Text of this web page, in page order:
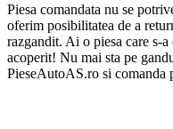
Piesa comandata nu se
oferim posibilitatea de a
razgandit. Ai o piesa care s-
acoperit! Nu mai sta pe
PieseAutoAS.ro si comanda